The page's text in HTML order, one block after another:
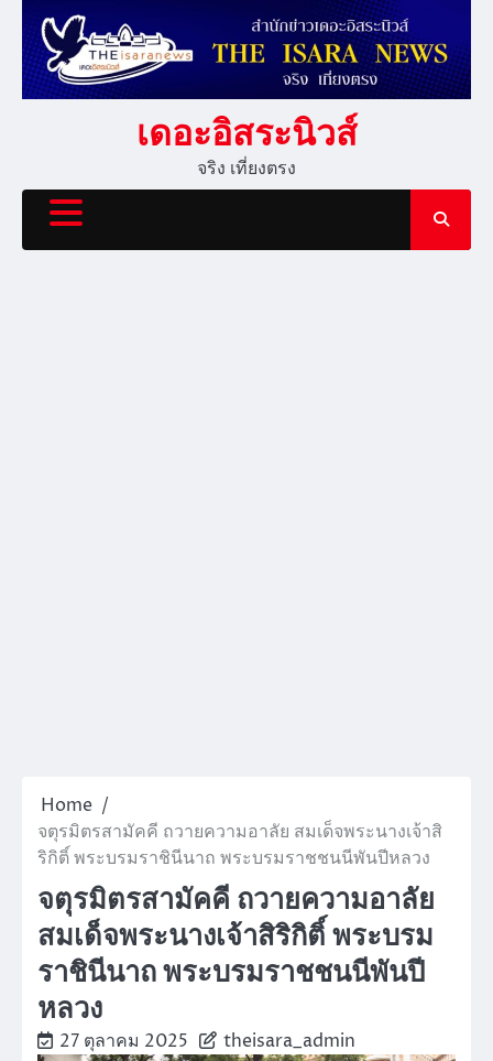
content
เดอะอิสระนิวส์
จริง เที่ยงตรง
Home
จตุรมิตรสามัคคี ถวายความอาลัย สมเด็จพระนางเจ้าสิ
ริกิติ์ พระบรมราชินีนาถ พระบรมราชชนนีพันปีหลวง
จตุรมิตรสามัคคี ถวายความอาลัย
สมเด็จพระนางเจ้าสิริกิติ์ พระบรม
ราชินีนาถ พระบรมราชชนนีพันปี
หลวง
27 ตุลาคม 2025 theisara_admin